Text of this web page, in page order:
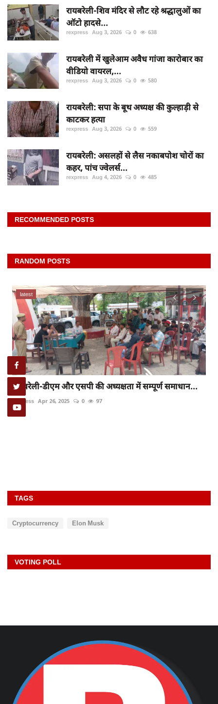
रायबरेली-शिव मंदिर से लौट रहे श्रद्धालुओं का
ऑटो हादसे...
rexpress Aug 3, 2026 0 638
रायबरेली में खुलेआम अवैध गांजा कारोबार का
वीडियो वायरल,...
rexpress Aug 3, 2026 0 580
रायबरेली: सपा के बूथ अध्यक्ष की कुल्हाड़ी से
काटकर हत्या
rexpress Aug 3, 2026 0 559
रायबरेली: असलहों से लैस नकाबपोश चोरों का
कहर, पांच ज्वेलर्स...
rexpress Aug 4, 2026 0 485
RECOMMENDED POSTS
RANDOM POSTS
latest
रायबरेली-डीएम और एसपी की अध्यक्षता में सम्पूर्ण समाधान...
rexpress Apr 26, 2025 0 97
TAGS
Cryptocurrency Elon Musk
VOTING POLL